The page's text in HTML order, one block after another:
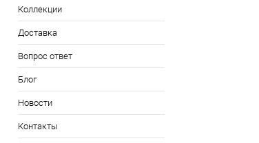
Коллекции
Доставка
Вопрос ответ
Блог
Новости
Контакты